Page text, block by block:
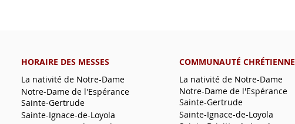
HORAIRE DES MESSES
La nativité de Notre-Dame
Sainte-Gertrude
Notre-Dame de l'Espérance
Sainte-Ignace-de-Loyola
COMMUNAUTÉ CHRÉTIENNE
La nativité de Notre-Dame
Sainte-Gertrude
Notre-Dame de l'Espérance
Sainte-Ignace-de-Loyola